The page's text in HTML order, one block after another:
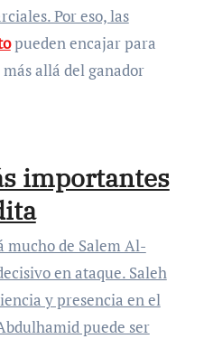
Por eso, las
pueden encajar para
allá del ganador
importantes
en ataque. Saleh
y presencia en el
puede ser